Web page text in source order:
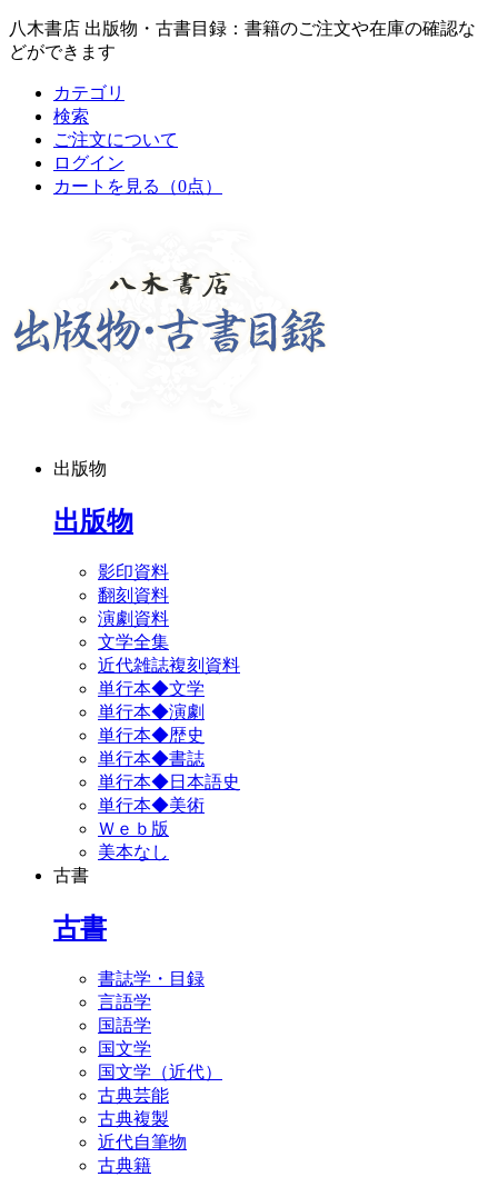
八木書店 出版物・古書目録：書籍のご注文や在庫の確認な
どができます
カテゴリ
検索
ご注文について
ログイン
カートを見る
（0点）
出版物
出版物
影印資料
翻刻資料
演劇資料
文学全集
近代雑誌複刻資料
単行本◆文学
単行本◆演劇
単行本◆歴史
単行本◆書誌
単行本◆日本語史
単行本◆美術
Ｗｅｂ版
美本なし
古書
古書
書誌学・目録
言語学
国語学
国文学
国文学（近代）
古典芸能
古典複製
近代自筆物
古典籍